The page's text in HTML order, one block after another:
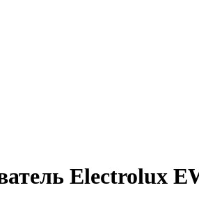
Electrolux